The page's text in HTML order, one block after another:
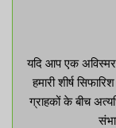
यदि आप एक
हमारी शीर्ष
ग्राहकों के बीच